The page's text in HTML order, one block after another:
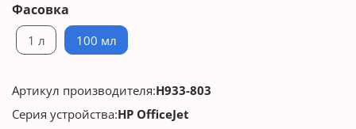
Фасовка
1 л 100 мл
Артикул производителя:H933-803
Серия устройства:HP OfficeJet